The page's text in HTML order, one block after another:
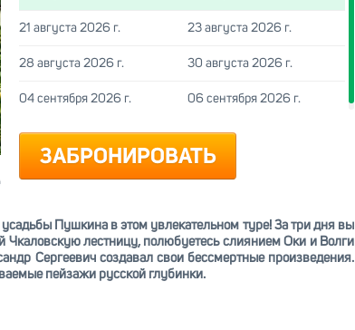
21 августа 2026 г. 23 августа 2026 г.
28 августа 2026 г. 30 августа 2026 г.
04 сентября 2026 г. 06 сентября 2026 г.
ЗАБРОНИРОВАТЬ
усадьбы Пушкина в этом увлекательном туре! За три дня вы
лестницу, полюбуетесь слиянием Оки и Волги
Сергеевич создавал свои бессмертные произведения.
пейзажи русской глубинки.